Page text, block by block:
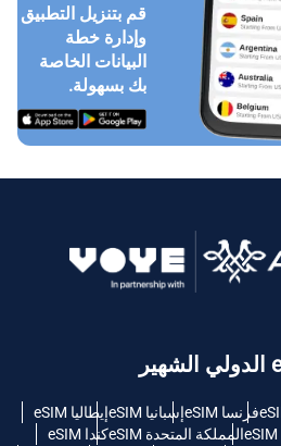
قم بتنزيل التطبيق
وإدارة خطة
البيانات الخاصة
بك بسهولة.
فرنسا eSIM إسبانيا eSIM
إيطاليا eSIM
المملكة المتحدة eSIM
كندا eSIM